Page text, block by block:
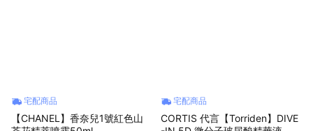
宅配商品
【CHANEL】香奈兒1號紅色山
宅配商品
CORTIS 代言【Torriden】DIVE